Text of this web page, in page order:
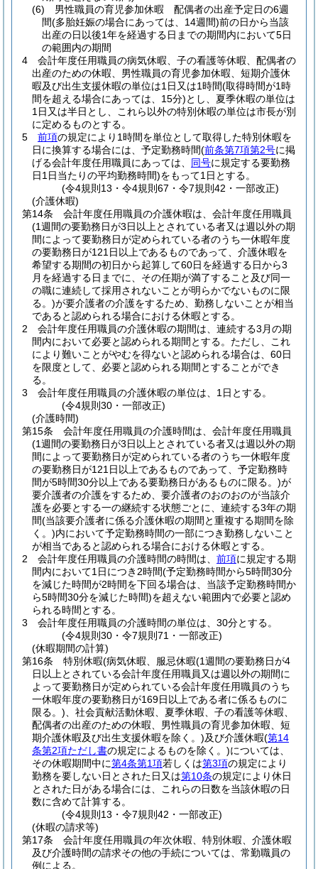
(6)
男性職員の育児参加休暇 配偶者の出産予定日の6週
間(多胎妊娠の場合にあっては、14週間)前の日から当該
出産の日以後1年を経過する日までの期間内において5日
の範囲内の期間
4
会計年度任用職員の病気休暇、子の看護等休暇、配偶者の
出産のための休暇、男性職員の育児参加休暇、短期介護休
暇及び出生支援休暇の単位は1日又は1時間(取得時間が1時
間を超える場合にあっては、15分)とし、夏季休暇の単位は
1日又は半日とし、これら以外の特別休暇の単位は市長が別
に定めるものとする。
5
前項の規定により1時間を単位として取得した特別休暇を
日に換算する場合には、予定勤務時間(前条第7項第2号に掲
げる会計年度任用職員にあっては、 同号に規定する要勤務
日1日当たりの平均勤務時間)をもって1日とする。
(令4規則13・令4規則67・令7規則42・一部改正)
(介護休暇)
第14条
会計年度任用職員の介護休暇は、会計年度任用職員
(1週間の要勤務日が3日以上とされている者又は週以外の期
間によって要勤務日が定められている者のうち一休暇年度
の要勤務日が121日以上であるものであって、介護休暇を
希望する期間の初日から起算して60日を経過する日から3
月を経過する日までに、その任期が満了すること及び同一
の職に連続して採用されないことが明らかでないものに限
る。)が要介護者の介護をするため、勤務しないことが相当
であると認められる場合における休暇とする。
2
会計年度任用職員の介護休暇の期間は、連続する3月の期
間内において必要と認められる期間とする。 ただし、これ
により難いことがやむを得ないと認められる場合は、60日
を限度として、必要と認められる期間とすることができ
る。
3
会計年度任用職員の介護休暇の単位は、1日とする。
(令4規則30・一部改正)
(介護時間)
第15条
会計年度任用職員の介護時間は、会計年度任用職員
(1週間の要勤務日が3日以上とされている者又は週以外の期
間によって要勤務日が定められている者のうち一休暇年度
の要勤務日が121日以上であるものであって、予定勤務時
間が5時間30分以上である要勤務日があるものに限る。)が
要介護者の介護をするため、要介護者のおのおのが当該介
護を必要とする一の継続する状態ごとに、連続する3年の期
間(当該要介護者に係る介護休暇の期間と重複する期間を除
く。)内において予定勤務時間の一部につき勤務しないこと
が相当であると認められる場合における休暇とする。
2
会計年度任用職員の介護時間の時間は、 前項に規定する期
間内において1日につき2時間(予定勤務時間から5時間30分
を減じた時間が2時間を下回る場合は、当該予定勤務時間か
ら5時間30分を減じた時間)を超えない範囲内で必要と認め
られる時間とする。
3
会計年度任用職員の介護時間の単位は、30分とする。
(令4規則30・令7規則71・一部改正)
(休暇期間の計算)
第16条
特別休暇(病気休暇、服忌休暇(1週間の要勤務日が4
日以上とされている会計年度任用職員又は週以外の期間に
よって要勤務日が定められている会計年度任用職員のうち
一休暇年度の要勤務日が169日以上である者に係るものに
限る。) 、社会貢献活動休暇、夏季休暇、子の看護等休暇、
配偶者の出産のための休暇、男性職員の育児参加休暇、短
期介護休暇及び出生支援休暇を除く。)及び介護休暇(第14
条第2項ただし書の規定によるものを除く。)については、
その休暇期間中に第4条第1項若しくは第3項の規定により
勤務を要しない日とされた日又は第10条の規定により休日
とされた日がある場合には、これらの日数を当該休暇の日
数に含めて計算する。
(令4規則13・令7規則42・一部改正)
(休暇の請求等)
第17条
会計年度任用職員の年次休暇、特別休暇、介護休暇
及び介護時間の請求その他の手続については、常勤職員の
例による。